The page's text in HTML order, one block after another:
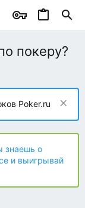
покеру?
Poker.ru
знаешь о
и выигрывай